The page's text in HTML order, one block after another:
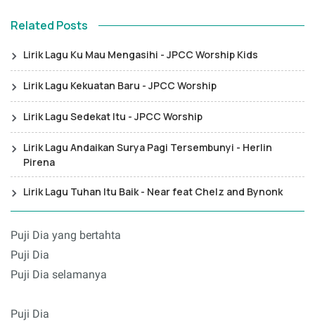
Related Posts
Lirik Lagu Ku Mau Mengasihi - JPCC Worship Kids
Lirik Lagu Kekuatan Baru - JPCC Worship
Lirik Lagu Sedekat Itu - JPCC Worship
Lirik Lagu Andaikan Surya Pagi Tersembunyi - Herlin
Pirena
Lirik Lagu Tuhan Itu Baik - Near feat Chelz and Bynonk
Puji Dia yang bertahta
Puji Dia
Puji Dia selamanya
Puji Dia